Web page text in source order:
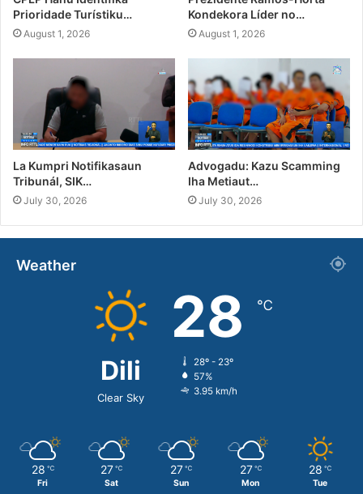
Prioridade Turístiku…
August 1, 2026
Kondekora Líder no…
August 1, 2026
La Kumpri Notifikasaun
Tribunál, SIK…
July 30, 2026
Advogadu: Kazu Scamming
Iha Metiaut…
July 30, 2026
Weather
Dili
Clear Sky
28 ℃
28º - 23º
57%
3.95 km/h
28 ℃
Fri
27 ℃
Sat
27 ℃
Sun
27 ℃
Mon
28 ℃
Tue